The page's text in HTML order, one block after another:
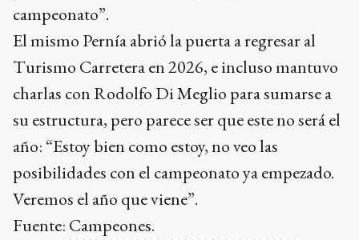
campeonato”.
El mismo Pernía abrió la puerta a regresar al
Turismo Carretera en 2026, e incluso mantuvo
charlas con Rodolfo Di Meglio para sumarse a
su estructura, pero parece ser que este no será el
año: “Estoy bien como estoy, no veo las
posibilidades con el campeonato ya empezado.
Veremos el año que viene”.
Fuente: Campeones.